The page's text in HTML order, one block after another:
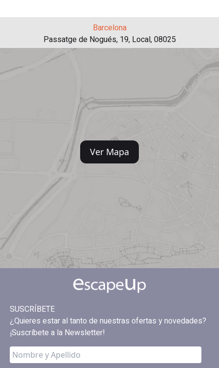
Barcelona
Passatge de Nogués, 19, Local, 08025
Ver Mapa
SUSCRÍBETE
¿Quieres estar al tanto de nuestras ofertas y novedades?
¡Suscríbete a la Newsletter!